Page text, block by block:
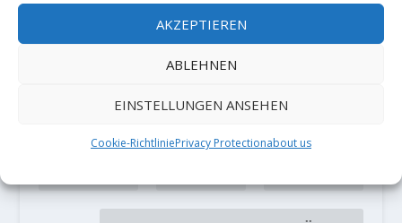
AKZEPTIEREN
ABLEHNEN
EINSTELLUNGEN ANSEHEN
Cookie-RichtliniePrivacy Protectionabout us